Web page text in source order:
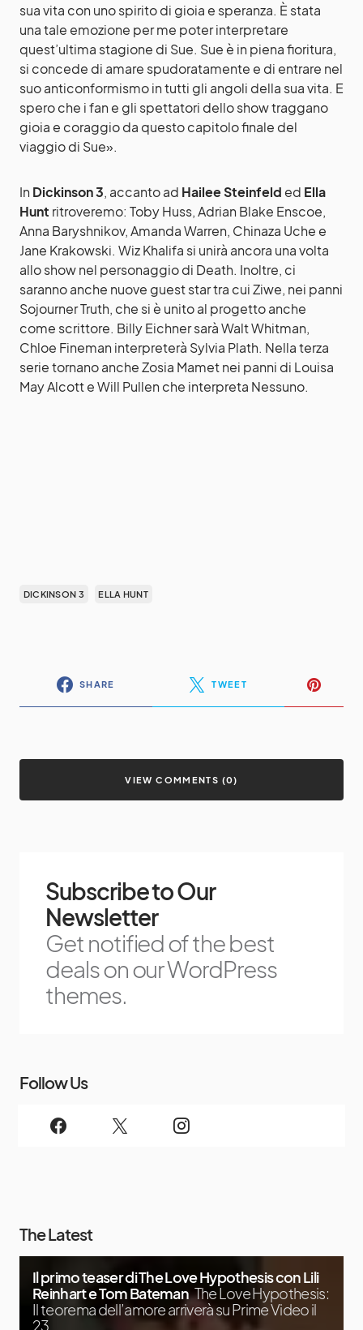
sua vita con uno spirito di gioia e speranza. È stata
una tale emozione per me poter interpretare
quest’ultima stagione di Sue. Sue è in piena fioritura,
si concede di amare spudoratamente e di entrare nel
suo anticonformismo in tutti gli angoli della sua vita. E
spero che i fan e gli spettatori dello show traggano
gioia e coraggio da questo capitolo finale del
viaggio di Sue».
In Dickinson 3, accanto ad Hailee Steinfeld ed Ella
Hunt ritroveremo: Toby Huss, Adrian Blake Enscoe,
Anna Baryshnikov, Amanda Warren, Chinaza Uche e
Jane Krakowski. Wiz Khalifa si unirà ancora una volta
allo show nel personaggio di Death. Inoltre, ci
saranno anche nuove guest star tra cui Ziwe, nei panni
Sojourner Truth, che si è unito al progetto anche
come scrittore. Billy Eichner sarà Walt Whitman,
Chloe Fineman interpreterà Sylvia Plath. Nella terza
serie tornano anche Zosia Mamet nei panni di Louisa
May Alcott e Will Pullen che interpreta Nessuno.
DICKINSON 3 ELLA HUNT
SHARE TWEET
VIEW COMMENTS (0)
Subscribe to Our
Newsletter
Get notified of the best
deals on our WordPress
themes.
Follow Us
The Latest
Il primo teaser di The Love Hypothesis con Lili
Reinhart e Tom Bateman The Love Hypothesis:
Il teorema dell’amore arriverà su Prime Video il
23